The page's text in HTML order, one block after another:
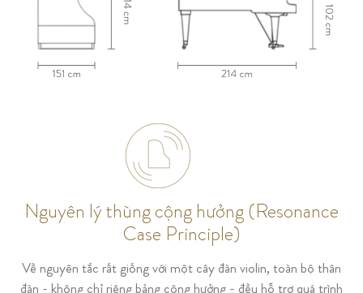
Nguyên lý thùng cộng hưởng (Resonance
Case Principle)
Về nguyên tắc rất giống với một cây đàn violin, toàn bộ thân
đàn - không chỉ riêng bảng cộng hưởng - đều hỗ trợ quá trình